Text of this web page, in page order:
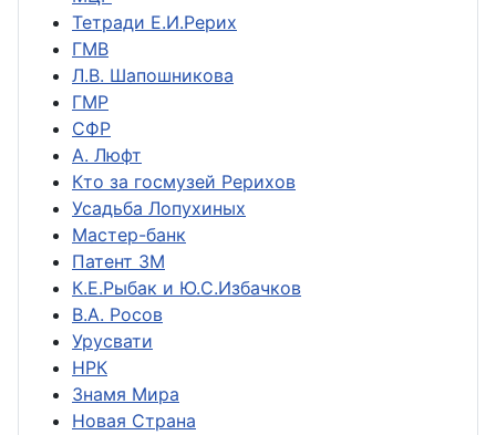
Тетради Е.И.Рерих
ГМВ
Л.В. Шапошникова
ГМР
СФР
А. Люфт
Кто за госмузей Рерихов
Усадьба Лопухиных
Мастер-банк
Патент ЗМ
К.Е.Рыбак и Ю.С.Избачков
В.А. Росов
Урусвати
НРК
Знамя Мира
Новая Страна